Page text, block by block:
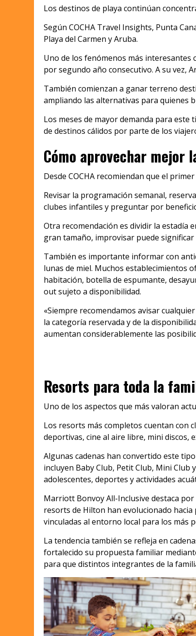
Los destinos de playa continúan
Según COCHA Travel Insights, Punta
Playa del Carmen y Aruba.
Uno de los fenómenos más interesantes
por segundo año consecutivo. A su vez,
También comienzan a ganar terreno
ampliando las alternativas para quienes
Los meses de mayor demanda para este
de destinos cálidos por parte de los
Cómo aprovechar mejor
Desde COCHA recomiendan que el
Revisar la programación semanal,
clubes infantiles y preguntar por
Otra recomendación es dividir la estadía
gran tamaño, improvisar puede
También es importante informar con
lunas de miel. Muchos establecimientos
habitación, botella de espumante,
out sujeto a disponibilidad.
«Siempre recomendamos avisar
la categoría reservada y de la
aumentan considerablemente las
Resorts para toda la
Uno de los aspectos que más valoran
Los resorts más completos cuentan con
deportivas, cine al aire libre, mini discos,
Algunas cadenas han convertido este
incluyen Baby Club, Petit Club, Mini Club
adolescentes, deportes y actividades
Marriott Bonvoy All-Inclusive destaca
resorts de Hilton han evolucionado
vinculadas al entorno local para los más
La tendencia también se refleja en
fortalecido su propuesta familiar
para que distintos integrantes de la